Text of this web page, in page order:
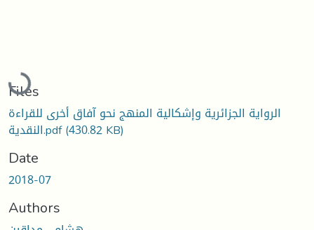
Loading...
Files
الرواية الجزائرية وإشكالية المنهج نحو آفاق أخرى للقراءة
النقدية.pdf(430.82 KB)
Date
2018-07
Authors